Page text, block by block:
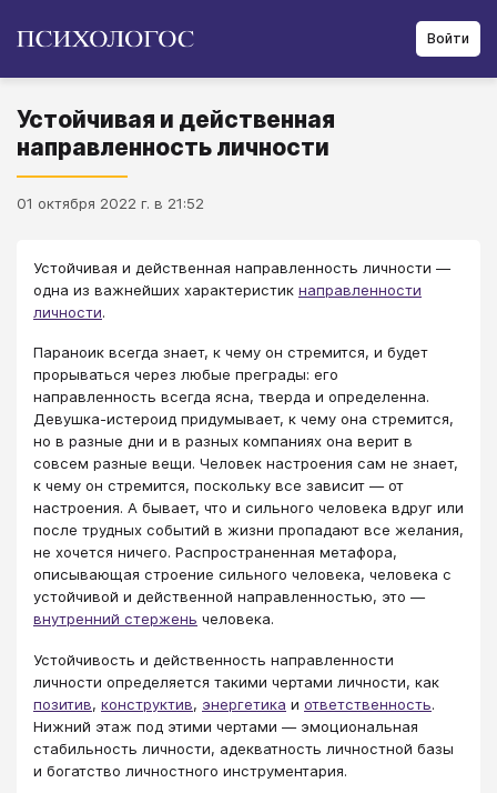
Войти
Устойчивая и действенная
направленность личности
01 октября 2022 г. в 21:52
Устойчивая и действенная направленность личности ―
одна из важнейших характеристик направленности
личности.
Параноик всегда знает, к чему он стремится, и будет
прорываться через любые преграды: его
направленность всегда ясна, тверда и определенна.
Девушка-истероид придумывает, к чему она стремится,
но в разные дни и в разных компаниях она верит в
совсем разные вещи. Человек настроения сам не знает,
к чему он стремится, поскольку все зависит ― от
настроения. А бывает, что и сильного человека вдруг или
после трудных событий в жизни пропадают все желания,
не хочется ничего. Распространенная метафора,
описывающая строение сильного человека, человека с
устойчивой и действенной направленностью, это ―
внутренний стержень человека.
Устойчивость и действенность направленности
личности определяется такими чертами личности, как
позитив, конструктив, энергетика и ответственность.
Нижний этаж под этими чертами ― эмоциональная
стабильность личности, адекватность личностной базы
и богатство личностного инструментария.